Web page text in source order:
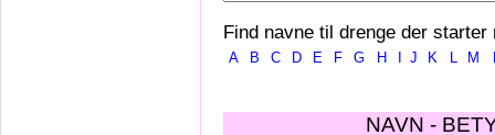
Find navne til drenge der starter
A B C D E F G H J K L M
NAVN -